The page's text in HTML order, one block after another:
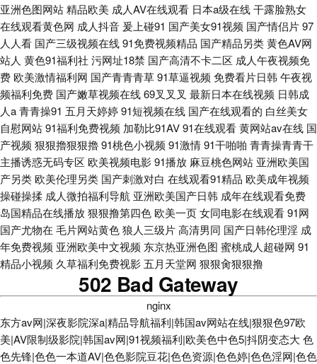
亚洲色图网站精品欧美 成人AV在线观看 日本a级在线干露脸熟女
在线观看黄色网 成人抖音 爰上碰91 国产美女91视频 国产情侣片97
人人看 国产三级视频在线91免费视频精品 国产精品另类黄色AV网
站人 黄色91福利社 污网址18禁 国产高清不卡二区 成人午夜视频免
费 欧美激情福利网 国产青青青草91草逼视频 免费看片日韩 午夜视
频福利免费 国产嫩草视频在线69叉叉叉 最新日本在线视频 日韩成
人a青青操91 五月天婷婷91短视频在线 国产在线观看的 白丝美女
自慰网站91福利免费视频 加勒比91AV91在线观看黄网站av在线 国
产视频 狠狠擼狠狠擼91桃色小视频 91激情91干啪啪 青青操青青干
主播诱惑无码专区 欧美视频电影91播放 麻豆桃色网站 亚洲欧美国
产另类 欧美伦理另类 国产刺激对白 在线观看91精品 欧美成年视频
操碰操揉 成人微拍福利导航 亚洲欧美国产日韩 成年在线观看免费
岛国精品在线播放狠狠撸第四色 欧美一页女同电影在线观看91网
国产尤物在 毛片网站黄色狼人三级片高清男同 国产日韩伦理淫 成
年免费视频 亚洲欧美中文视频 东京热亚洲色图 蜜桃成人超碰网 91
精品小视频 久草福利免费视影 五月天堂网 狠狠肏狠狠撸
502 Bad Gateway
nginx
东方av网|深夜影院深a|精品导航福利|韩国av网站在线|狠狠色97欧
美|AV限制级影院|韩国av网|91视频福利|欧美色中色5|抖阴变态大色
色先锋|色色一本道AV|色色影院豆花|色色资源|色色婷|色色淫网|色色